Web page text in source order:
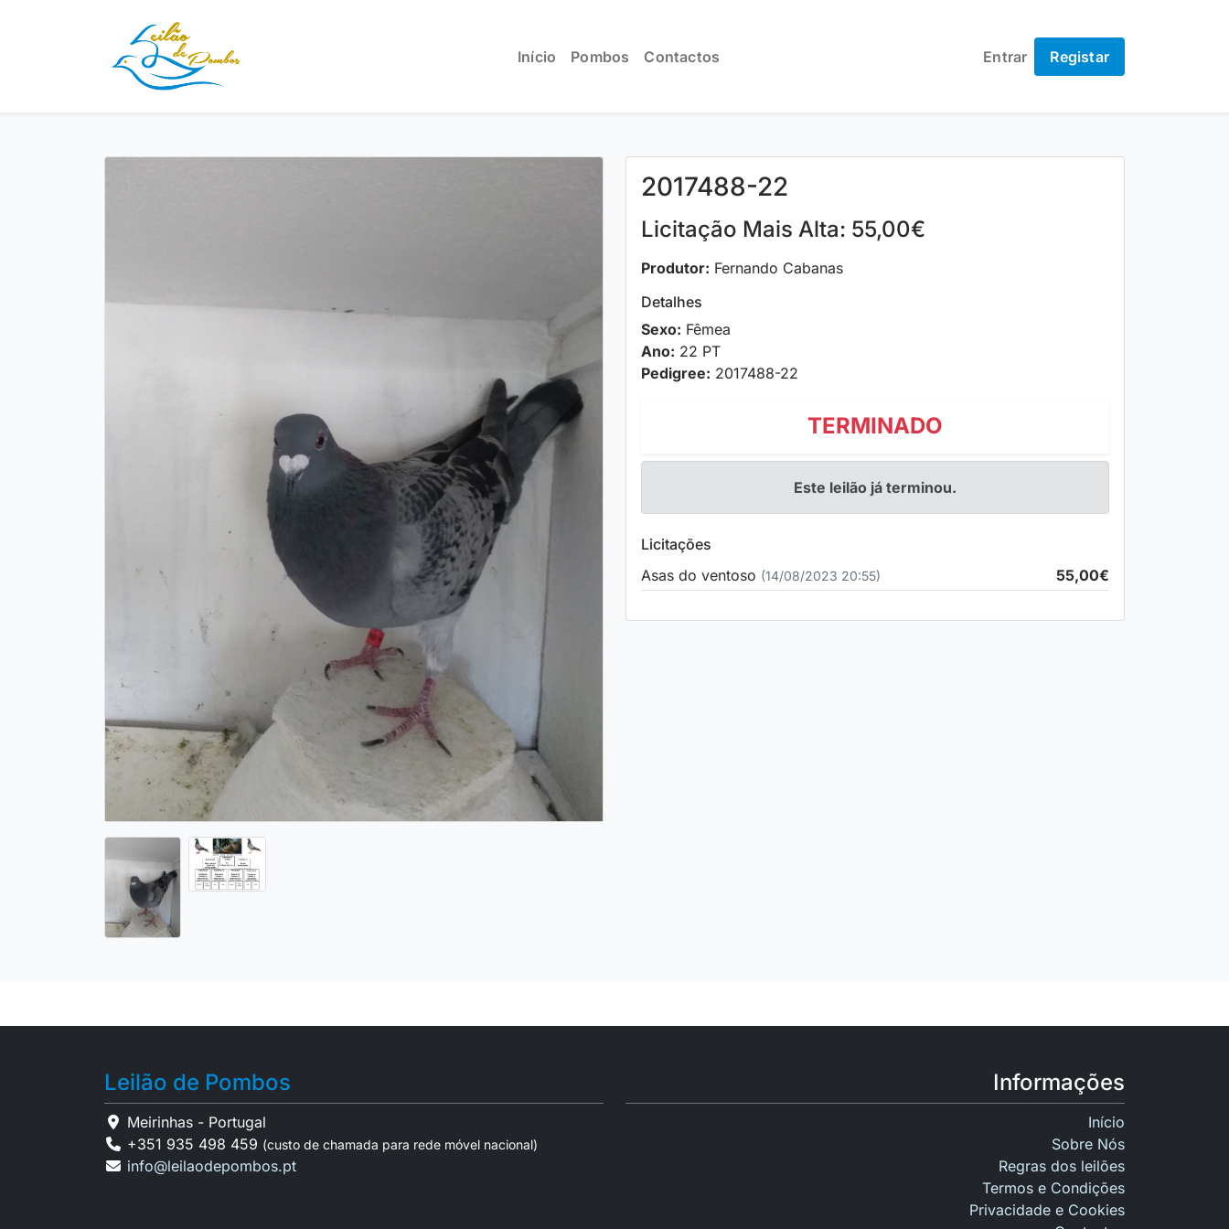
Início Pombos Contactos Entrar Registar
2017488-22
Licitação Mais Alta: 55,00€
Produtor: Fernando Cabanas
Detalhes
Sexo: Fêmea
Ano: 22 PT
Pedigree: 2017488-22
TERMINADO
Este leilão já terminou.
Licitações
Asas do ventoso (14/08/2023 20:55) 55,00€
Leilão de Pombos
Meirinhas - Portugal
+351 935 498 459 (custo de chamada para rede móvel nacional)
info@leilaodepombos.pt
Informações
Início
Sobre Nós
Regras dos leilões
Termos e Condições
Privacidade e Cookies